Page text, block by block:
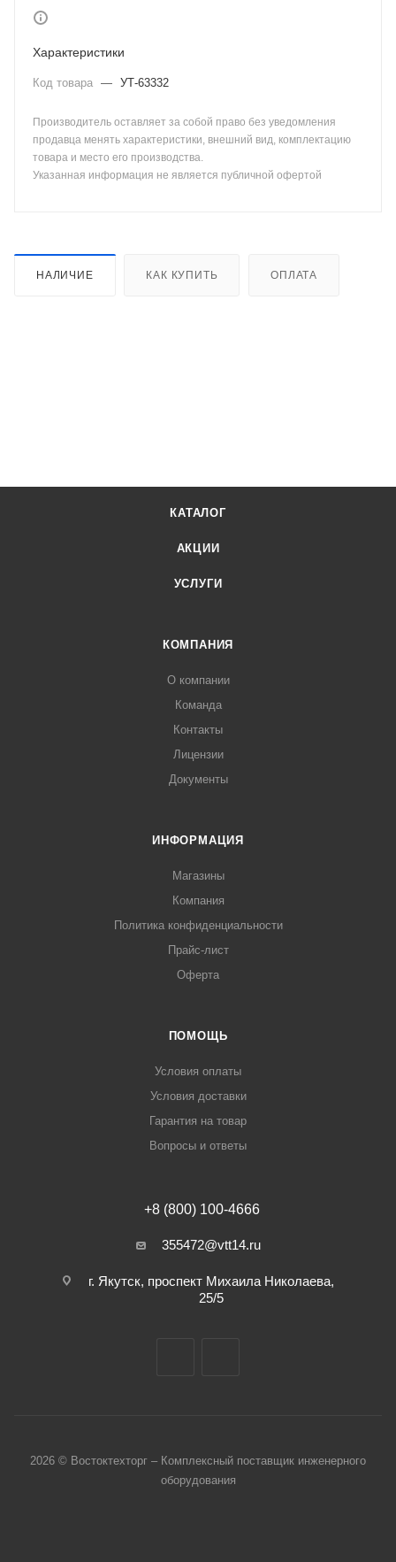
Характеристики
Код товара — УТ-63332
Производитель оставляет за собой право без уведомления
продавца менять характеристики, внешний вид, комплектацию
товара и место его производства.
Указанная информация не является публичной офертой
НАЛИЧИЕ КАК КУПИТЬ ОПЛАТА
КАТАЛОГ
АКЦИИ
УСЛУГИ
КОМПАНИЯ
О компании
Команда
Контакты
Лицензии
Документы
ИНФОРМАЦИЯ
Магазины
Компания
Политика конфиденциальности
Прайс-лист
Оферта
ПОМОЩЬ
Условия оплаты
Условия доставки
Гарантия на товар
Вопросы и ответы
+8 (800) 100-4666
355472@vtt14.ru
г. Якутск, проспект Михаила Николаева,
25/5
2026 © Востоктехторг – Комплексный поставщик инженерного
оборудования